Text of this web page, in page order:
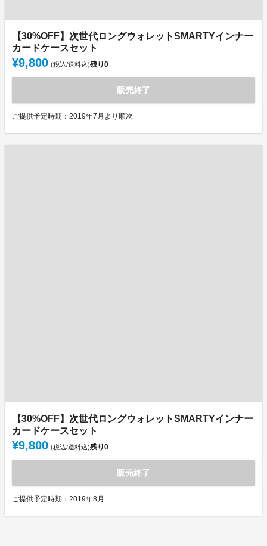
【30%OFF】次世代ロングウォレットSMARTYインナー
カードケースセット
¥9,800 (税込/送料込)残り0
販売終了
ご提供予定時期：2019年7月より順次
【30%OFF】次世代ロングウォレットSMARTYインナー
カードケースセット
¥9,800 (税込/送料込)残り0
販売終了
ご提供予定時期：2019年8月